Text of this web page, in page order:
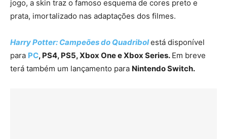
jogo, a skin traz o famoso esquema de cores preto e
prata, imortalizado nas adaptações dos filmes.
Harry Potter: Campeões do Quadribolestá disponível
para PC, PS4, PS5, Xbox One e Xbox Series. Em breve
terá também um lançamento para Nintendo Switch.